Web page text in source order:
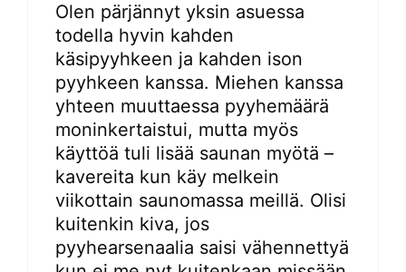
Olen pärjännyt yksin asuessa
todella hyvin kahden
käsipyyhkeen ja kahden ison
pyyhkeen kanssa. Miehen kanssa
yhteen muuttaessa pyyhemäärä
moninkertaistui, mutta myös
käyttöä tuli lisää saunan myötä –
kavereita kun käy melkein
viikottain saunomassa meillä. Olisi
kuitenkin kiva, jos
pyyhearsenaalia saisi vähennettyä